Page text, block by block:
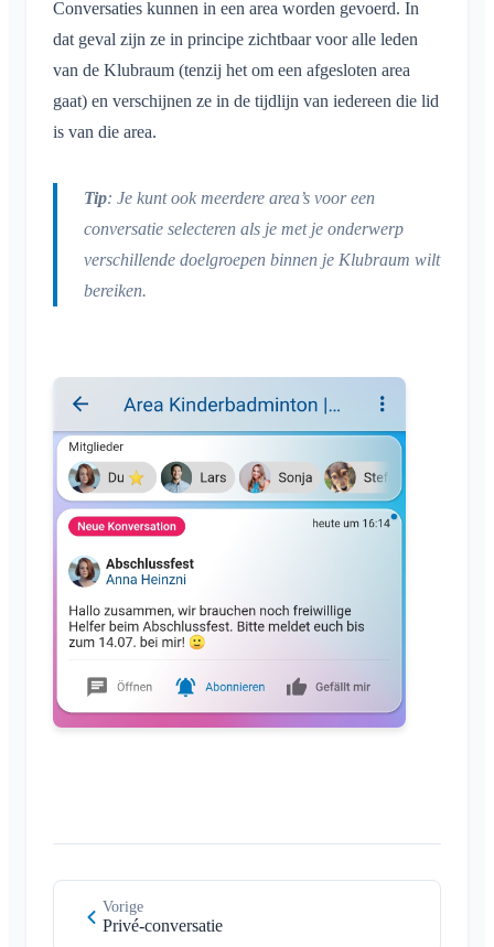
Locatie delen
Persoonlijke agenda
Leesbevestiging
Bericht verwijderen
Meldingen
Meldingsprofielen
Areas
Agenda
Conversaties
Wat is een Area-groep?
Area aanmaken
Account & instellingen
Meerdere Klubraums
Uitloggen
Naam wijzigen
E-mailadres wijzigen
Profielfoto wijzigen
Achtergrond aanpassen
App-toegangsrechten
Account sluiten
Beheer
Extra beheerders
Leden uitnodigen
Uitnodigingen opnieuw versturen
Ledenlijst
Leden verwijderen
Area-beheerder
Area's beheren
Aanmeldknop op verenigingswebsite
Naam van de Klubraum wijzigen
Klubraum sluiten
Ondersteunde browsers
Feedback
Toepassingen
Conversaties kunnen in een area worden gevoerd. In
dat geval zijn ze in principe zichtbaar voor alle leden
van de Klubraum (tenzij het om een afgesloten area
gaat) en verschijnen ze in de tijdlijn van iedereen die lid
is van die area.
Tip: Je kunt ook meerdere area’s voor een
conversatie selecteren als je met je onderwerp
verschillende doelgroepen binnen je Klubraum wilt
bereiken.
Vorige
Privé-conversatie